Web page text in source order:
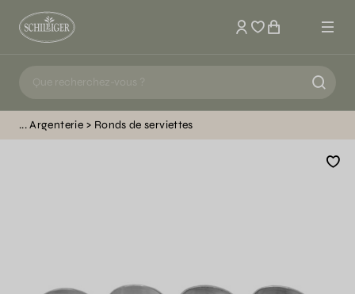
Mon compte
Argenterie Ronds de serviettes